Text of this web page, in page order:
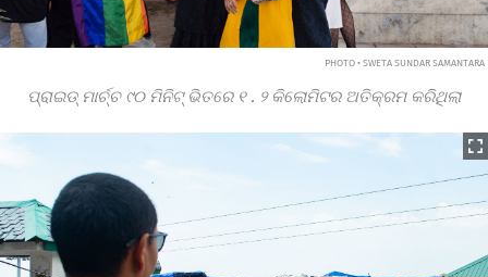
PHOTO • SWETA SUNDAR SAMANTARA
ପ୍ରାଇଡ୍ ମାର୍ଚ୍ଚ ୯୦ ମିନିଟ୍ ଭିତରେ ୧ . ୨ କିଲୋମିଟର ଅତିକ୍ରମ କରିଥିଲା